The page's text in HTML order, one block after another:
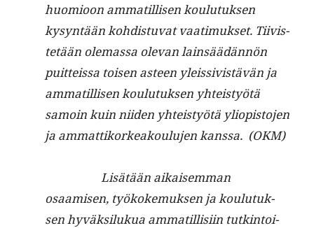
huomioon ammatil­lisen koulu­tuk­sen
kysyn­tään kohdis­tu­vat vaa­timuk­set. Tiivis­
tetään ole­mas­sa ole­van lain­säädän­nön
puit­teis­sa toisen asteen yleis­sivistävän ja
ammatil­lisen koulu­tuk­sen yhteistyötä
samoin kuin niiden yhteistyötä yliopis­to­jen
ja ammat­tiko­rkeak­oulu­jen kanssa. (OKM)
Lisätään aikaisem­man
osaamisen, työkoke­muk­sen ja koulu­tuk­
sen hyväk­silukua ammatil­lisi­in tutk­in­toi­